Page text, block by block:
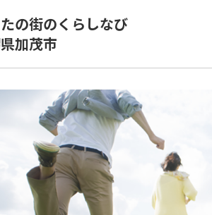
の街のくらしなび
加茂市